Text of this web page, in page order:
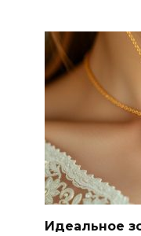
Идеальное